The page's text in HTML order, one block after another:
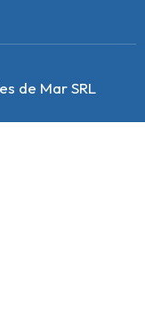
de Mar SRL